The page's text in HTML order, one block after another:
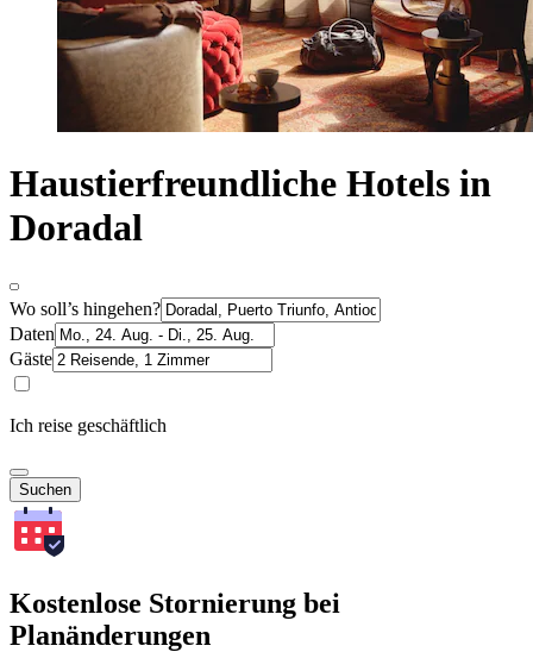
Haustierfreundliche Hotels in
Doradal
Wo soll’s hingehen?
Daten
Gäste
Ich reise geschäftlich
Suchen
Kostenlose Stornierung bei
Planänderungen